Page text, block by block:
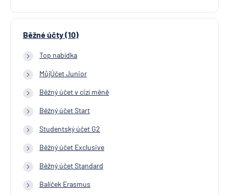
Běžné účty (10)
Top nabídka
MůjÚčet Junior
Běžný účet v cizí měně
Běžný účet Start
Studentský účet G2
Běžný účet Exclusive
Běžný účet Standard
Balíček Erasmus